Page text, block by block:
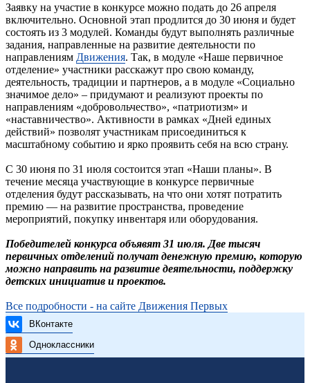
Заявку на участие в конкурсе можно подать до 26 апреля
включительно. Основной этап продлится до 30 июня и будет
состоять из 3 модулей. Команды будут выполнять различные
задания, направленные на развитие деятельности по
направлениям Движения. Так, в модуле «Наше первичное
отделение» участники расскажут про свою команду,
деятельность, традиции и партнеров, а в модуле «Социально
значимое дело» – придумают и реализуют проекты по
направлениям «добровольчество», «патриотизм» и
«наставничество». Активности в рамках «Дней единых
действий» позволят участникам присоединиться к
масштабному событию и ярко проявить себя на всю страну.
С 30 июня по 31 июля состоится этап «Наши планы». В
течение месяца участвующие в конкурсе первичные
отделения будут рассказывать, на что они хотят потратить
премию — на развитие пространства, проведение
мероприятий, покупку инвентаря или оборудования.
Победителей конкурса объявят 31 июля. Две тысяч
первичных отделений получат денежную премию, которую
можно направить на развитие деятельности, поддержку
детских инициатив и проектов.
Все подробности - на сайте Движения Первых
ВКонтакте
Одноклассники